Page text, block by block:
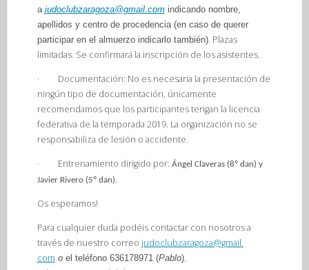
a judoclubzaragoza@gmail.comindicando nombre,
apellidos y centro de procedencia (en caso de querer
participar en el almuerzo indicarlo también). Plazas
limitadas. Se confirmará la inscripción de los asistentes.
· Documentación: No es necesaria la presentación de
ningún tipo de documentación, únicamente
recomendamos que los participantes tengan la licencia
federativa de la temporada 2019. La organización no se
responsabiliza de lesión o accidente.
· Entrenamiento dirigido por: Ángel Claveras (8º dan) y
Javier Rivero (5º dan).
Os esperamos!
Para cualquier duda podéis contactar con nosotros a
través de nuestro correo judoclubzaragoza@gmail.
com o el teléfono 636178971 (Pablo).